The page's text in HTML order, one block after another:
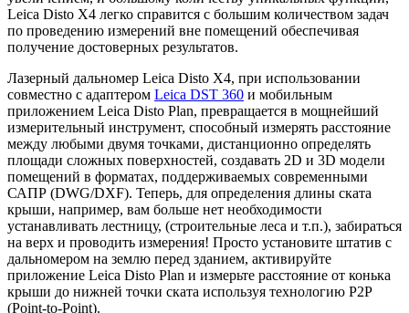
Leica Disto X4 легко справится с большим количеством задач
по проведению измерений вне помещений обеспечивая
получение достоверных результатов.
Лазерный дальномер Leica Disto X4, при использовании
совместно с адаптером Leica DST 360 и мобильным
приложением Leica Disto Plan, превращается в мощнейший
измерительный инструмент, способный измерять расстояние
между любыми двумя точками, дистанционно определять
площади сложных поверхностей, создавать 2D и 3D модели
помещений в форматах, поддерживаемых современными
САПР (DWG/DXF). Теперь, для определения длины ската
крыши, например, вам больше нет необходимости
устанавливать лестницу, (строительные леса и т.п.), забираться
на верх и проводить измерения! Просто установите штатив с
дальномером на землю перед зданием, активируйте
приложение Leica Disto Plan и измерьте расстояние от конька
крыши до нижней точки ската используя технологию P2P
(Point-to-Point).